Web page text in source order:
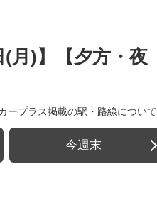
月)】【夕方・夜
ープラス掲載の駅・路線について
今週末